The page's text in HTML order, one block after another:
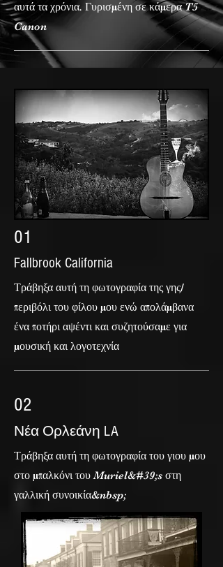
αυτά τα χρόνια. Γυρισμένη σε κάμερα T5
Canon
01
Fallbrook California
Τράβηξα αυτή τη φωτογραφία της γης/
περιβόλι του φίλου μου ενώ απολάμβανα
ένα ποτήρι αψέντι και συζητούσαμε για
μουσική και λογοτεχνία
02
Νέα Ορλεάνη LA
Τράβηξα αυτή τη φωτογραφία του γιου μου
στο μπαλκόνι του Muriel&#39;s στη
γαλλική συνοικία&nbsp;